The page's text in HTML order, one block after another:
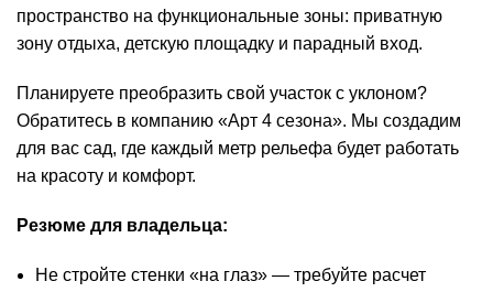
пространство на функциональные зоны: приватную
зону отдыха, детскую площадку и парадный вход.
Планируете преобразить свой участок с уклоном?
Обратитесь в компанию «Арт 4 сезона». Мы создадим
для вас сад, где каждый метр рельефа будет работать
на красоту и комфорт.
Резюме для владельца:
Не стройте стенки «на глаз» — требуйте расчет